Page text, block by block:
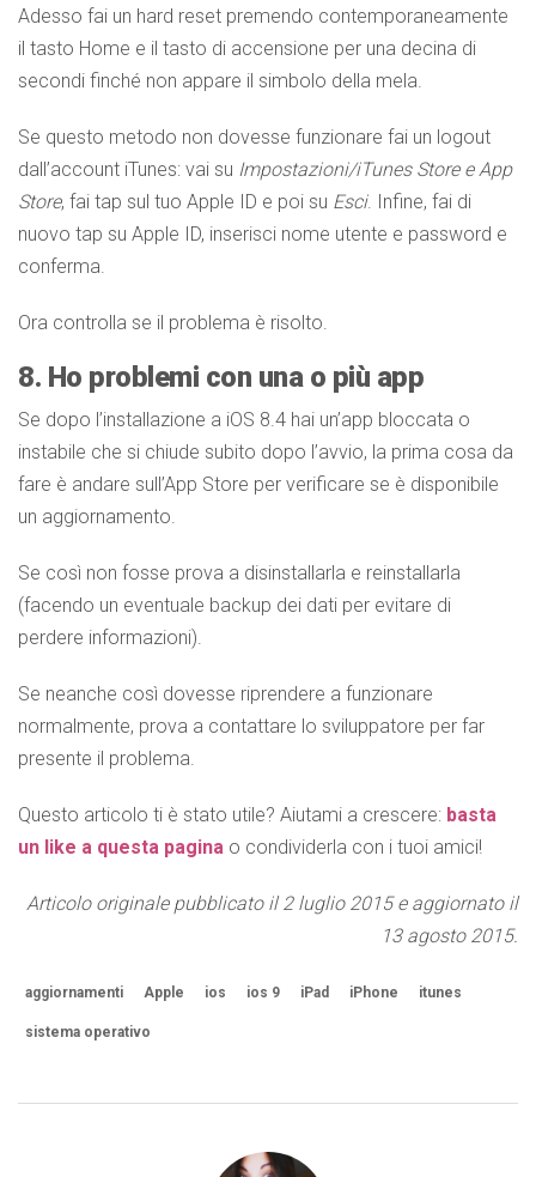
Adesso fai un hard reset premendo contemporaneamente
il tasto Home e il tasto di accensione per una decina di
secondi finché non appare il simbolo della mela.
Se questo metodo non dovesse funzionare fai un logout
dall’account iTunes: vai su Impostazioni/iTunes Store e App
Store, fai tap sul tuo Apple ID e poi su Esci. Infine, fai di
nuovo tap su Apple ID, inserisci nome utente e password e
conferma.
Ora controlla se il problema è risolto.
8. Ho problemi con una o più app
Se dopo l’installazione a iOS 8.4 hai un’app bloccata o
instabile che si chiude subito dopo l’avvio, la prima cosa da
fare è andare sull’App Store per verificare se è disponibile
un aggiornamento.
Se così non fosse prova a disinstallarla e reinstallarla
(facendo un eventuale backup dei dati per evitare di
perdere informazioni).
Se neanche così dovesse riprendere a funzionare
normalmente, prova a contattare lo sviluppatore per far
presente il problema.
Questo articolo ti è stato utile? Aiutami a crescere: basta
un like a questa pagina o condividerla con i tuoi amici!
Articolo originale pubblicato il 2 luglio 2015 e aggiornato il
13 agosto 2015.
aggiornamenti Apple ios ios 9 iPad iPhone itunes
sistema operativo